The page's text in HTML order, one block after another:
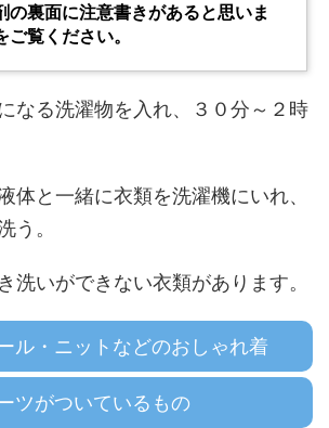
の裏面に注意書きがあると思いま
覧ください。
なる洗濯物を入れ、３０分～２時
体と一緒に衣類を洗濯機にいれ、
う。
洗いができない衣類があります。
ル・ニットなどのおしゃれ着
ツがついているもの